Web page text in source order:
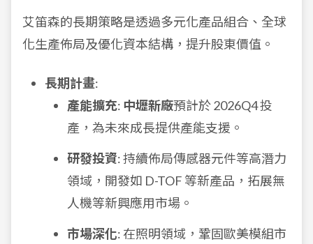
艾笛森的長期策略是透過多元化產品組合、全球
化生產佈局及優化資本結構，提升股東價值。
長期計畫:
產能擴充: 中壢新廠預計於 2026Q4 投
產，為未來成長提供產能支援。
研發投資: 持續佈局傳感器元件等高潛力
領域，開發如 D-TOF 等新產品，拓展無
人機等新興應用市場。
市場深化: 在照明領域，鞏固歐美模組市